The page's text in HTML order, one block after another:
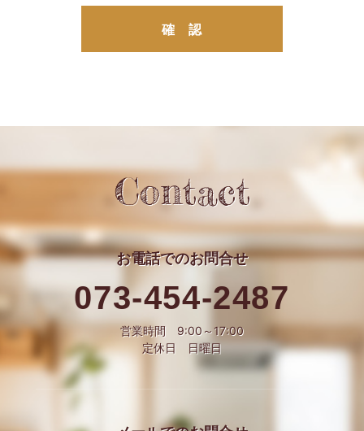
Contact
お電話でのお問合せ
073-454-2487
営業時間 9:00～17:00
定休日 日曜日